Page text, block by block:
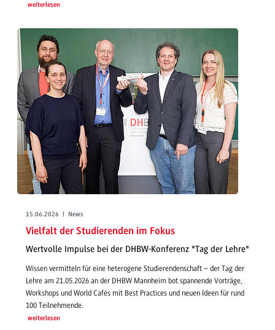
weiterlesen
15.06.2026 | News
Vielfalt der Studierenden im Fokus
Wertvolle Impulse bei der DHBW-Konferenz "Tag der Lehre"
Wissen vermitteln für eine heterogene Studierendenschaft – der Tag der
Lehre am 21.05.2026 an der DHBW Mannheim bot spannende Vorträge,
Workshops und World Cafés mit Best Practices und neuen Ideen für rund
100 Teilnehmende.
weiterlesen